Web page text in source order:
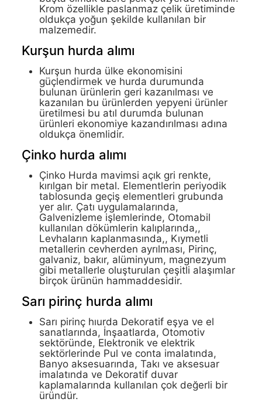
Krom özellikle paslanmaz çelik üretiminde
oldukça yoğun şekilde kullanılan bir
malzemedir.
Kurşun hurda alımı
Kurşun hurda ülke ekonomisini
güçlendirmek ve hurda durumunda
bulunan ürünlerin geri kazanılması ve
kazanılan bu ürünlerden yepyeni ürünler
üretilmesi bu atıl durumda bulunan
ürünleri ekonomiye kazandırılması adına
oldukça önemlidir.
Çinko hurda alımı
Çinko Hurda mavimsi açık gri renkte,
kırılgan bir metal. Elementlerin periyodik
tablosunda geçiş elementleri grubunda
yer alır. Çatı uygulamalarında,
Galvenizleme işlemlerinde, Otomabil
kullanılan dökümlerin kalıplarında,,
Levhaların kaplanmasında,, Kıymetli
metallerin cevherden ayrılması, Pirinç,
galvaniz, bakır, alüminyum, magnezyum
gibi metallerle oluşturulan çeşitli alaşımlar
birçok ürünün hammaddesidir.
Sarı pirinç hurda alımı
Sarı pirinç hıurda Dekoratif eşya ve el
sanatlarında, İnşaatlarda, Otomotiv
sektöründe, Elektronik ve elektrik
sektörlerinde Pul ve conta imalatında,
Banyo aksesuarında, Takı ve aksesuar
imalatında ve Dekoratif duvar
kaplamalarında kullanılan çok değerli bir
üründür.